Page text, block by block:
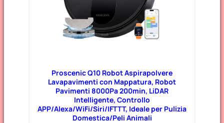
Proscenic Q10 Robot Aspirapolvere
Lavapavimenti con Mappatura, Robot
Pavimenti 8000Pa 200min, LiDAR
Intelligente, Controllo
APP/Alexa/WiFi/Siri/IFTTT, Ideale per Pulizia
Domestica/Peli Animali